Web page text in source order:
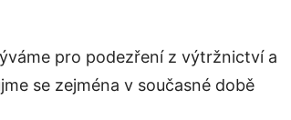
pro podezření z výtržnictví a
se zejména v současné době